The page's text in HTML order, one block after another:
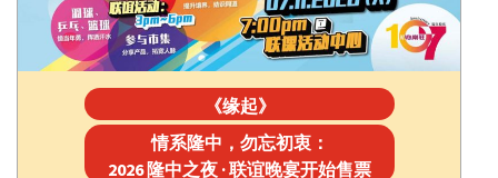
《缘起》
情系隆中，勿忘初衷：
2026 隆中之夜 · 联谊晚宴开始售票